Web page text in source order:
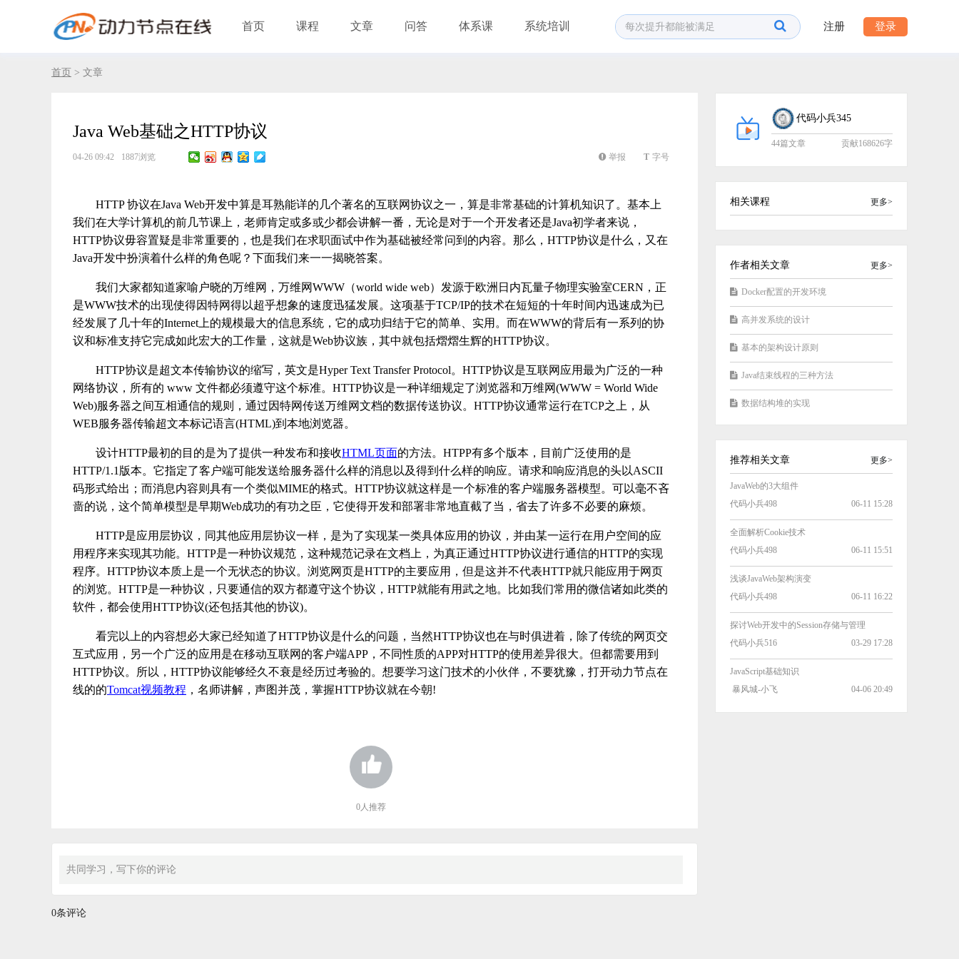
首页 课程 文章 问答 体系课 系统培训 注册 登录
首页 > 文章
Java Web基础之HTTP协议
04-26 09:42 1887浏览 举报 T 字号
HTTP 协议在Java Web开发中算是耳熟能详的几个著名的互联网协议之一，算是非常基础的计算机知识了。基本上
我们在大学计算机的前几节课上，老师肯定或多或少都会讲解一番，无论是对于一个开发者还是Java初学者来说，
HTTP协议毋容置疑是非常重要的，也是我们在求职面试中作为基础被经常问到的内容。那么，HTTP协议是什么，又在
Java开发中扮演着什么样的角色呢？下面我们来一一揭晓答案。
我们大家都知道家喻户晓的万维网，万维网WWW（world wide web）发源于欧洲日内瓦量子物理实验室CERN，正
是WWW技术的出现使得因特网得以超乎想象的速度迅猛发展。这项基于TCP/IP的技术在短短的十年时间内迅速成为已
经发展了几十年的Internet上的规模最大的信息系统，它的成功归结于它的简单、实用。而在WWW的背后有一系列的协
议和标准支持它完成如此宏大的工作量，这就是Web协议族，其中就包括熠熠生辉的HTTP协议。
HTTP协议是超文本传输协议的缩写，英文是Hyper Text Transfer Protocol。HTTP协议是互联网应用最为广泛的一种
网络协议，所有的 www 文件都必须遵守这个标准。HTTP协议是一种详细规定了浏览器和万维网(WWW = World Wide
Web)服务器之间互相通信的规则，通过因特网传送万维网文档的数据传送协议。HTTP协议通常运行在TCP之上，从
WEB服务器传输超文本标记语言(HTML)到本地浏览器。
设计HTTP最初的目的是为了提供一种发布和接收HTML页面的方法。HTPP有多个版本，目前广泛使用的是
HTTP/1.1版本。它指定了客户端可能发送给服务器什么样的消息以及得到什么样的响应。请求和响应消息的头以ASCII
码形式给出；而消息内容则具有一个类似MIME的格式。HTTP协议就这样是一个标准的客户端服务器模型。可以毫不吝
啬的说，这个简单模型是早期Web成功的有功之臣，它使得开发和部署非常地直截了当，省去了许多不必要的麻烦。
HTTP是应用层协议，同其他应用层协议一样，是为了实现某一类具体应用的协议，并由某一运行在用户空间的应
用程序来实现其功能。HTTP是一种协议规范，这种规范记录在文档上，为真正通过HTTP协议进行通信的HTTP的实现
程序。HTTP协议本质上是一个无状态的协议。浏览网页是HTTP的主要应用，但是这并不代表HTTP就只能应用于网页
的浏览。HTTP是一种协议，只要通信的双方都遵守这个协议，HTTP就能有用武之地。比如我们常用的微信诸如此类的
软件，都会使用HTTP协议(还包括其他的协议)。
看完以上的内容想必大家已经知道了HTTP协议是什么的问题，当然HTTP协议也在与时俱进着，除了传统的网页交
互式应用，另一个广泛的应用是在移动互联网的客户端APP，不同性质的APP对HTTP的使用差异很大。但都需要用到
HTTP协议。所以，HTTP协议能够经久不衰是经历过考验的。想要学习这门技术的小伙伴，不要犹豫，打开动力节点在
线的的Tomcat视频教程 ，名师讲解，声图并茂，掌握HTTP协议就在今朝!
0人推荐
共同学习，写下你的评论
0条评论
代码小兵345
44篇文章 贡献168626字
相关课程 更多>
作者相关文章 更多>
Docker配置的开发环境
高并发系统的设计
基本的架构设计原则
Java结束线程的三种方法
数据结构堆的实现
推荐相关文章 更多>
JavaWeb的3大组件
代码小兵498
06-11 15:28
全面解析Cookie技术
代码小兵498
06-11 15:51
浅谈JavaWeb架构演变
代码小兵498
06-11 16:22
探讨Web开发中的Session存储与管理
代码小兵516
03-29 17:28
JavaScript基础知识
暴风城-小飞
04-06 20:49